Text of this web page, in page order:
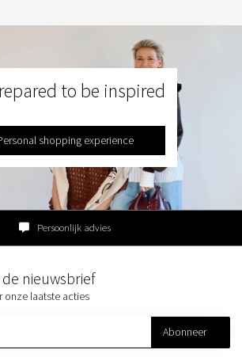
to be inspired
shopping experience
Persoonlijk advies
nieuwsbrief
onze laatste acties
Abonneer